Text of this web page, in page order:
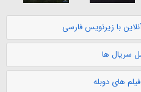
با زیرنویس فارسی
سریال ها
های دوبله